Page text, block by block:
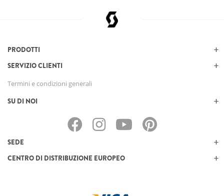
PRODOTTI
SERVIZIO CLIENTI
Termini e condizioni generali
SU DI NOI
SEDE
CENTRO DI DISTRIBUZIONE EUROPEO